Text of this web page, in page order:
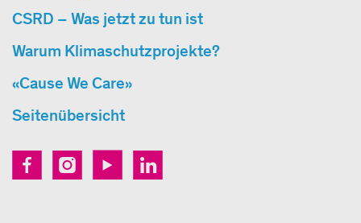
CSRD – Was jetzt zu tun ist
Warum Klimaschutzprojekte?
«Cause We Care»
Seitenübersicht